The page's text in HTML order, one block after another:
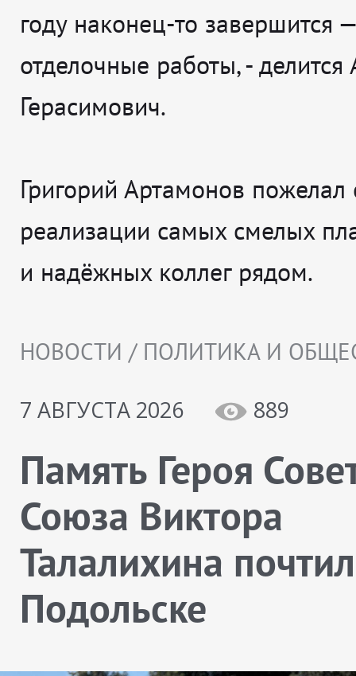
году наконец-то завершится
отделочные работы, - делится
Герасимович.
Григорий Артамонов пожелал
реализации самых смелых
и надёжных коллег рядом.
НОВОСТИ / ПОЛИТИКА И
7 АВГУСТА 2026
889
Память Героя
Союза Виктора
Талалихина
Подольске